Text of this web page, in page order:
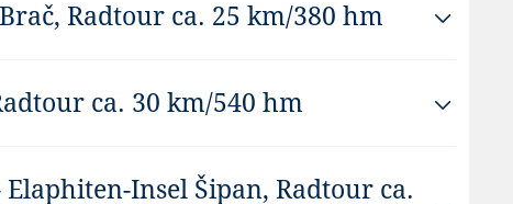
Radtour ca. 25 km/380 hm
Anschließend Schifffahrt nach Supetar auf der Insel
ca. 30 km/540 hm
Vom Hafen in Račišće radeln Sie zu einem
Insel Šipan, Radtour ca.